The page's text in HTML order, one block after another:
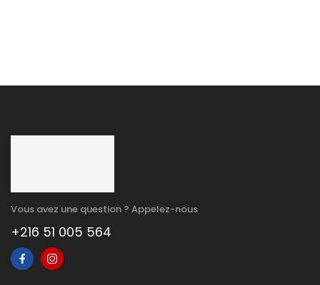
Vous avez une question ? Appelez-nous
+216 51 005 564